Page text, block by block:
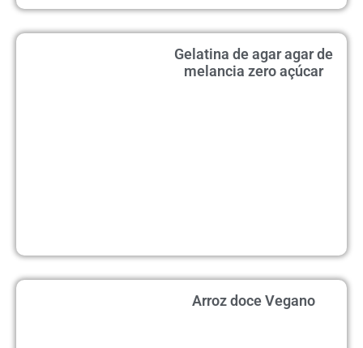
Gelatina de agar agar de
melancia zero açúcar
Arroz doce Vegano